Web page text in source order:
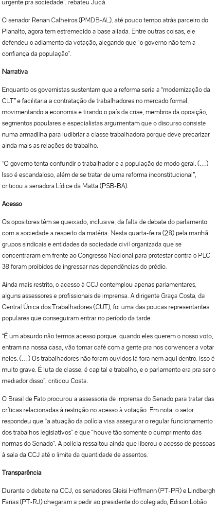
urgente pra sociedade”, rebateu Jucá.
O senador Renan Calheiros (PMDB-AL), até pouco tempo atrás parceiro do
Planalto, agora tem estremecido a base aliada. Entre outras coisas, ele
defendeu o adiamento da votação, alegando que “o governo não tem a
confiança da população”.
Narrativa
Enquanto os governistas sustentam que a reforma seria a “modernização da
CLT” e facilitaria a contratação de trabalhadores no mercado formal,
movimentando a economia e tirando o país da crise, membros da oposição,
segmentos populares e especialistas argumentam que o discurso consiste
numa armadilha para ludibriar a classe trabalhadora porque deve precarizar
ainda mais as relações de trabalho.
“O governo tenta confundir o trabalhador e a população de modo geral. (…)
Isso é escandaloso, além de se tratar de uma reforma inconstitucional”,
criticou a senadora Lídice da Matta (PSB-BA).
Acesso
Os opositores têm se queixado, inclusive, da falta de debate do parlamento
com a sociedade a respeito da matéria. Nesta quarta-feira (28) pela manhã,
grupos sindicais e entidades da sociedade civil organizada que se
concentraram em frente ao Congresso Nacional para protestar contra o PLC
38 foram proibidos de ingressar nas dependências do prédio.
Ainda mais restrito, o acesso à CCJ contemplou apenas parlamentares,
alguns assessores e profissionais de imprensa. A dirigente Graça Costa, da
Central Única dos Trabalhadores (CUT), foi uma das poucas representantes
populares que conseguiram entrar no período da tarde.
“É um absurdo não termos acesso porque, quando eles querem o nosso voto,
entram na nossa casa, vão tomar café com a gente pra nos convencer a votar
neles. (…) Os trabalhadores não foram ouvidos lá fora nem aqui dentro. Isso é
muito grave. É luta de classe, é capital e trabalho, e o parlamento era pra ser o
mediador disso”, criticou Costa.
O Brasil de Fato procurou a assessoria de imprensa do Senado para tratar das
críticas relacionadas à restrição no acesso à votação. Em nota, o setor
respondeu que “a atuação da polícia visa assegurar o regular funcionamento
dos trabalhos legislativos” e que “houve tão somente o cumprimento das
normas do Senado”. A polícia ressaltou ainda que liberou o acesso de pessoas
à sala da CCJ até o limite da quantidade de assentos.
Transparência
Durante o debate na CCJ, os senadores Gleisi Hoffmann (PT-PR) e Lindbergh
Farias (PT-RJ) chegaram a pedir ao presidente do colegiado, Edison Lobão